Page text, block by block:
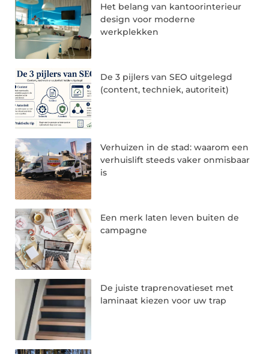
Het belang van kantoorinterieur
design voor moderne
werkplekken
De 3 pijlers van SEO uitgelegd
(content, techniek, autoriteit)
Verhuizen in de stad: waarom een
verhuislift steeds vaker onmisbaar
is
Een merk laten leven buiten de
campagne
De juiste traprenovatieset met
laminaat kiezen voor uw trap